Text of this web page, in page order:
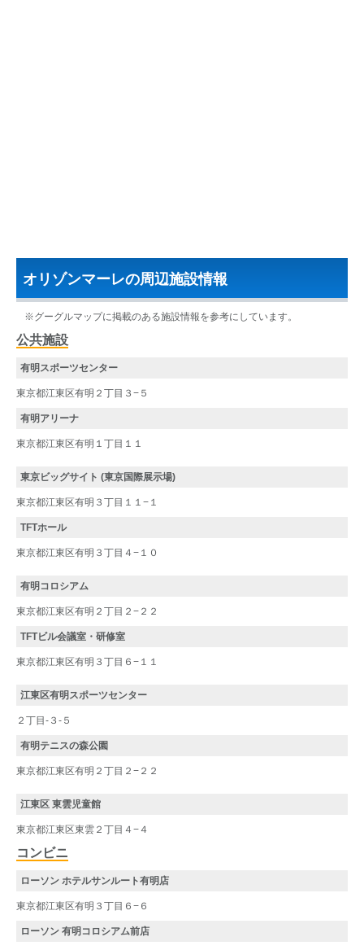
オリゾンマーレの周辺施設情報
※グーグルマップに掲載のある施設情報を参考にしています。
公共施設
有明スポーツセンター
東京都江東区有明２丁目３−５
有明アリーナ
東京都江東区有明１丁目１１
東京ビッグサイト (東京国際展示場)
東京都江東区有明３丁目１１−１
TFTホール
東京都江東区有明３丁目４−１０
有明コロシアム
東京都江東区有明２丁目２−２２
TFTビル会議室・研修室
東京都江東区有明３丁目６−１１
江東区有明スポーツセンター
２丁目-３-５
有明テニスの森公園
東京都江東区有明２丁目２−２２
江東区 東雲児童館
東京都江東区東雲２丁目４−４
コンビニ
ローソン ホテルサンルート有明店
東京都江東区有明３丁目６−６
ローソン 有明コロシアム前店